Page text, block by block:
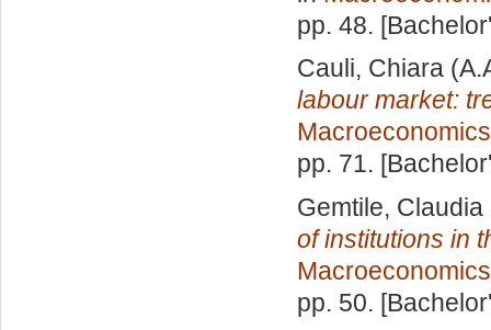
pp. 48.
Cauli, Chiara
labour market:
Macroeconomics
pp. 71.
Gemtile, Claudia
of institutions in
Macroeconomics
pp. 50.